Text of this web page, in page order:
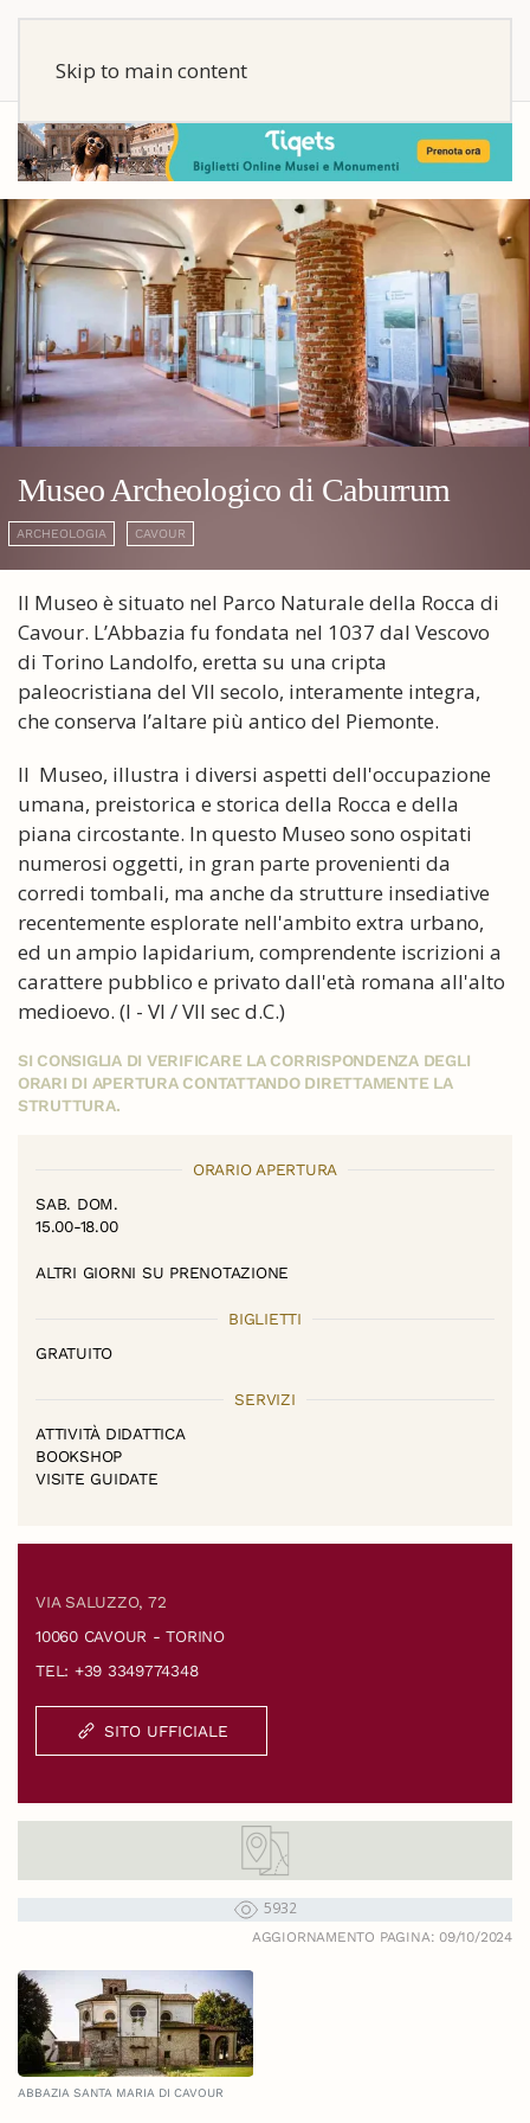
Skip to main content
Museo Archeologico di Caburrum
ARCHEOLOGIA CAVOUR
Il Museo è situato nel Parco Naturale della Rocca di
Cavour. L’Abbazia fu fondata nel 1037 dal Vescovo
di Torino Landolfo, eretta su una cripta
paleocristiana del VII secolo, interamente integra,
che conserva l’altare più antico del Piemonte.
Il Museo, illustra i diversi aspetti dell'occupazione
umana, preistorica e storica della Rocca e della
piana circostante. In questo Museo sono ospitati
numerosi oggetti, in gran parte provenienti da
corredi tombali, ma anche da strutture insediative
recentemente esplorate nell'ambito extra urbano,
ed un ampio lapidarium, comprendente iscrizioni a
carattere pubblico e privato dall'età romana all'alto
medioevo. (I - VI / VII sec d.C.)
SI CONSIGLIA DI VERIFICARE LA CORRISPONDENZA DEGLI
ORARI DI APERTURA CONTATTANDO DIRETTAMENTE LA
STRUTTURA.
ORARIO APERTURA
SAB. DOM.
15.00-18.00
ALTRI GIORNI SU PRENOTAZIONE
BIGLIETTI
GRATUITO
SERVIZI
ATTIVITÀ DIDATTICA
BOOKSHOP
VISITE GUIDATE
VIA SALUZZO, 72
10060 CAVOUR - TORINO
TEL: +39 3349774348
SITO UFFICIALE
5932
AGGIORNAMENTO PAGINA: 09/10/2024
ABBAZIA SANTA MARIA DI CAVOUR